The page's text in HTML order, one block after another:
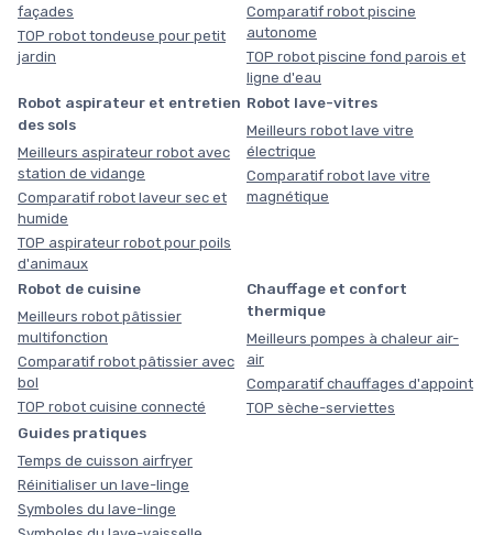
façades
TOP robot tondeuse pour petit
jardin
Comparatif robot piscine
autonome
TOP robot piscine fond parois et
ligne d'eau
Robot aspirateur et entretien
des sols
Meilleurs aspirateur robot avec
station de vidange
Comparatif robot laveur sec et
humide
TOP aspirateur robot pour poils
d'animaux
Robot lave-vitres
Meilleurs robot lave vitre
électrique
Comparatif robot lave vitre
magnétique
Robot de cuisine
Meilleurs robot pâtissier
multifonction
Comparatif robot pâtissier avec
bol
TOP robot cuisine connecté
Chauffage et confort
thermique
Meilleurs pompes à chaleur air-
air
Comparatif chauffages d'appoint
TOP sèche-serviettes
Guides pratiques
Temps de cuisson airfryer
Réinitialiser un lave-linge
Symboles du lave-linge